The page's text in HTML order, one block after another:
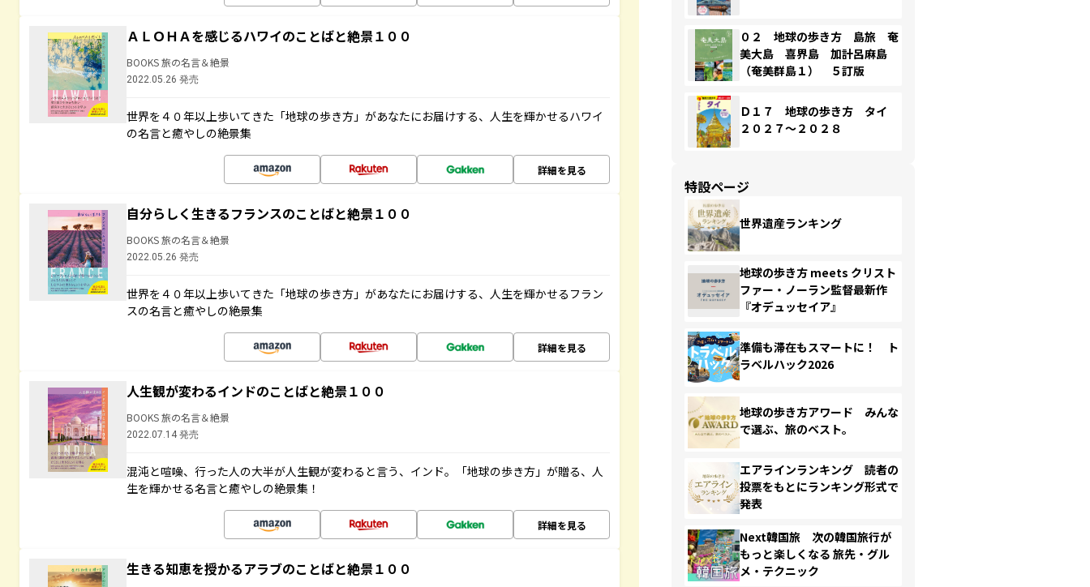
ＡＬＯＨＡを感じるハワイのことばと絶景１００
BOOKS 旅の名言＆絶景
2022.05.26 発売
世界を４０年以上歩いてきた「地球の歩き方」があなたにお届けする、人生を輝かせるハワイ
の名言と癒やしの絶景集
詳細を見る
自分らしく生きるフランスのことばと絶景１００
BOOKS 旅の名言＆絶景
2022.05.26 発売
世界を４０年以上歩いてきた「地球の歩き方」があなたにお届けする、人生を輝かせるフラン
スの名言と癒やしの絶景集
詳細を見る
人生観が変わるインドのことばと絶景１００
BOOKS 旅の名言＆絶景
2022.07.14 発売
混沌と喧噪、行った人の大半が人生観が変わると言う、インド。「地球の歩き方」が贈る、人
生を輝かせる名言と癒やしの絶景集！
詳細を見る
生きる知恵を授かるアラブのことばと絶景１００
０２ 地球の歩き方 島旅 奄
美大島 喜界島 加計呂麻島
（奄美群島１） ５訂版
Ｄ１７ 地球の歩き方 タイ
２０２７～２０２８
特設ページ
世界遺産ランキング
地球の歩き方 meets クリスト
ファー・ノーラン監督最新作
『オデュッセイア』
準備も滞在もスマートに！ ト
ラベルハック2026
地球の歩き方アワード みんな
で選ぶ、旅のベスト。
エアラインランキング 読者の
投票をもとにランキング形式で
発表
Next韓国旅 次の韓国旅行が
もっと楽しくなる 旅先・グル
メ・テクニック